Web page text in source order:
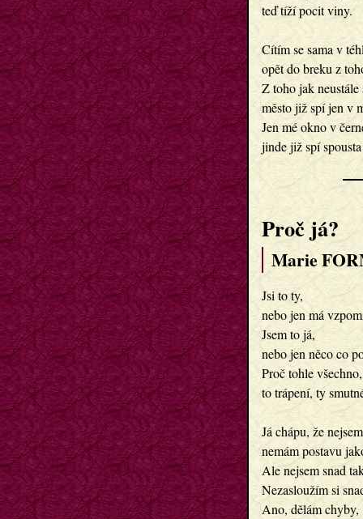
teď tíží pocit viny.
Cítím se sama v
opět do breku z
Z toho jak neustále
město již spí jen v
Jen mé okno v
Proč já?
Marie
Jsi to ty,
nebo jen má
Jsem to já,
nebo jen něco co
Proč tohle všechno,
to trápení, ty
Já chápu, že
nemám postavu
Ale nejsem snad
Nezasloužím si
Ano, dělám chyby,